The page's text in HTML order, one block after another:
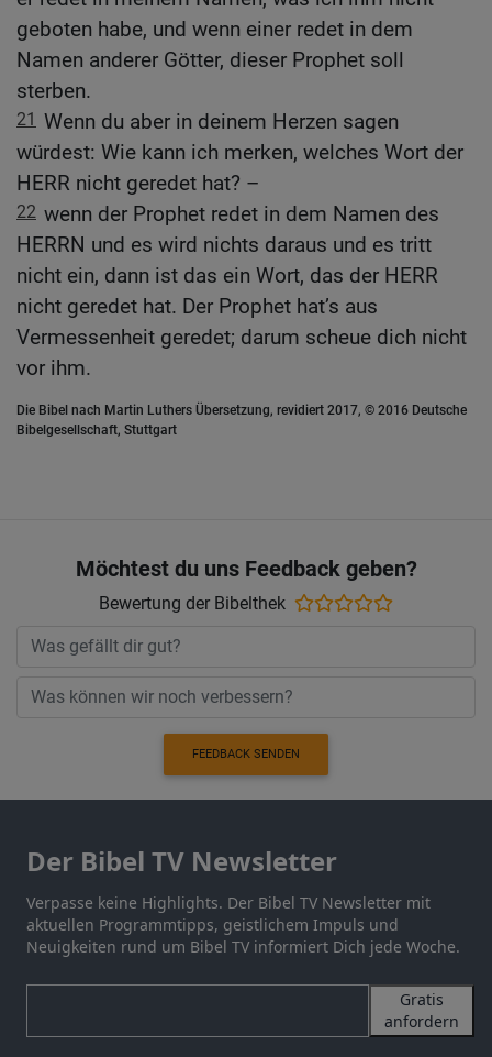
geboten habe, und wenn einer redet in dem
Namen anderer Götter, dieser Prophet soll
sterben.
21 Wenn du aber in deinem Herzen sagen
würdest: Wie kann ich merken, welches Wort der
HERR nicht geredet hat? –
22 wenn der Prophet redet in dem Namen des
HERRN und es wird nichts daraus und es tritt
nicht ein, dann ist das ein Wort, das der HERR
nicht geredet hat. Der Prophet hat’s aus
Vermessenheit geredet; darum scheue dich nicht
vor ihm.
Die Bibel nach Martin Luthers Übersetzung, revidiert 2017, © 2016 Deutsche
Bibelgesellschaft, Stuttgart
Möchtest du uns Feedback geben?
Bewertung der Bibelthek
FEEDBACK SENDEN
Der Bibel TV Newsletter
Verpasse keine Highlights. Der Bibel TV Newsletter mit
aktuellen Programmtipps, geistlichem Impuls und
Neuigkeiten rund um Bibel TV informiert Dich jede Woche.
Gratis
anfordern